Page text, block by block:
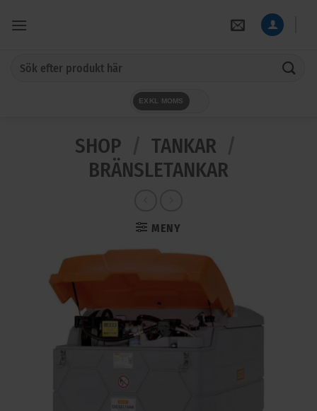
EXKL MOMS
SHOP TANKAR
BRÄNSLETANKAR
MENY